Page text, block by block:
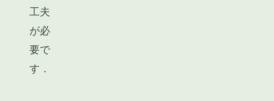
工夫
が必
要で
す．